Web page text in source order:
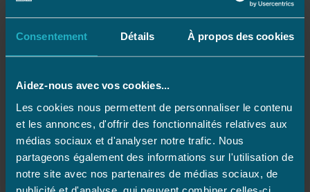
Consentement Détails À propos des cookies
Aidez-nous avec vos cookies...
Les cookies nous permettent de personnaliser le contenu
et les annonces, d'offrir des fonctionnalités relatives aux
médias sociaux et d'analyser notre trafic. Nous
partageons également des informations sur l'utilisation de
notre site avec nos partenaires de médias sociaux, de
1 dessin, 1 ballon !
l’opération : 1 dessin, 1 ballon.
Votre enfant dépose dans votre magasin Aquilus son
plus joli dessin de piscine et il repart avec un ballon
de plage 😉
(sans condition d’achat)